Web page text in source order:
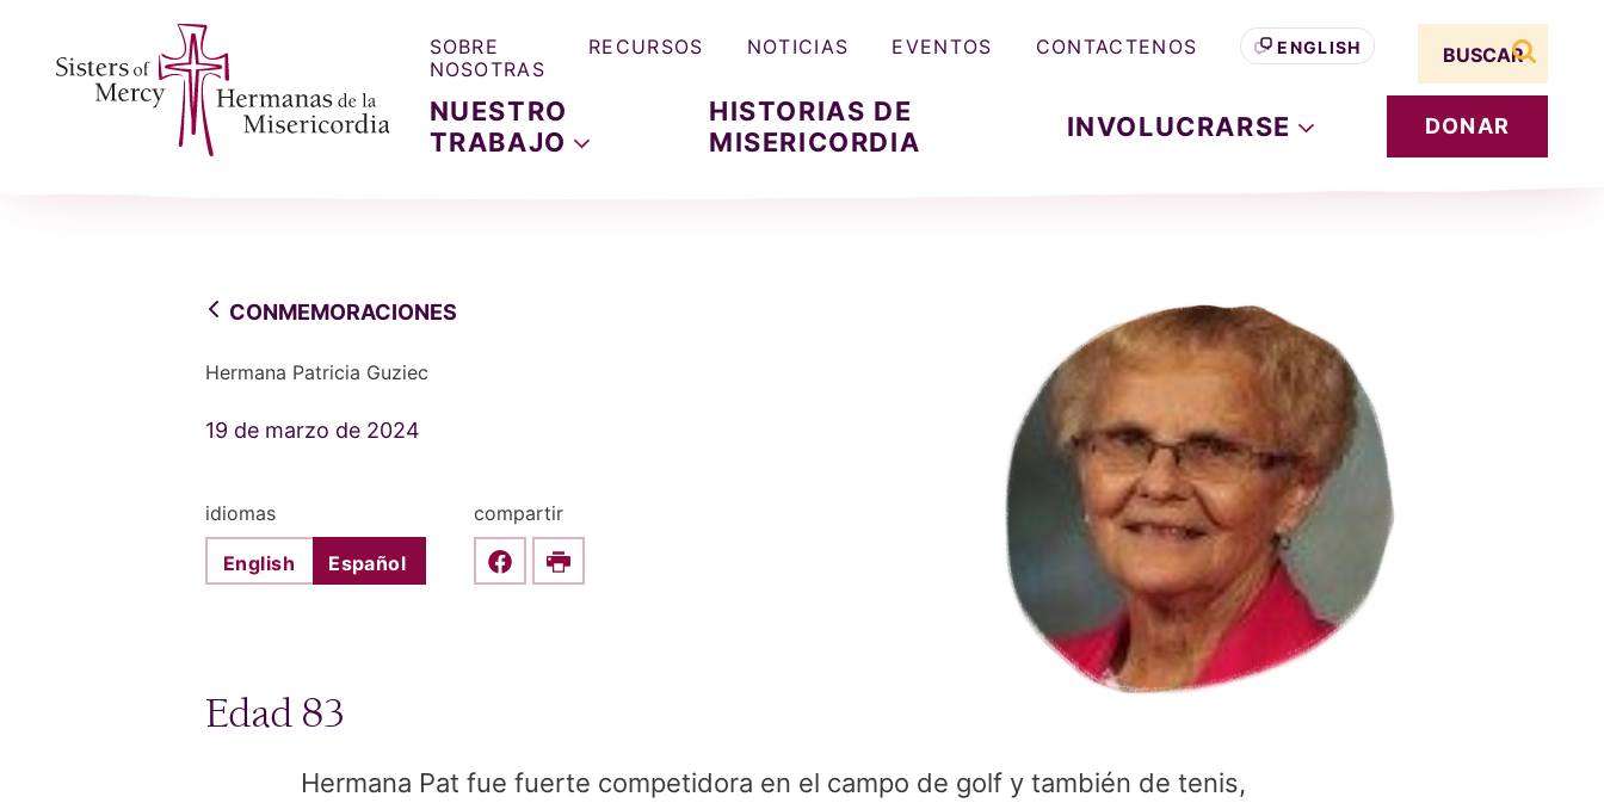
NUESTRO
TRABAJO
HISTORIAS DE
MISERICORDIA
INVOLUCRARSE DONAR
SOBRE
NOSOTRAS
RECURSOS NOTICIAS EVENTOS CONTACTENOS ENGLISH
Search term
buscar
CONMEMORACIONES
Hermana Patricia Guziec
19 de marzo de 2024
idiomas
English Español
compartir
Share this on Facebook
Print
Edad 83
Hermana Pat fue fuerte competidora en el campo de golf y también de tenis,